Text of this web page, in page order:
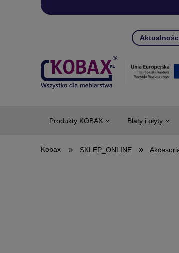
Produkty KOBAX Blaty i płyty
» SKLEP_ONLINE »